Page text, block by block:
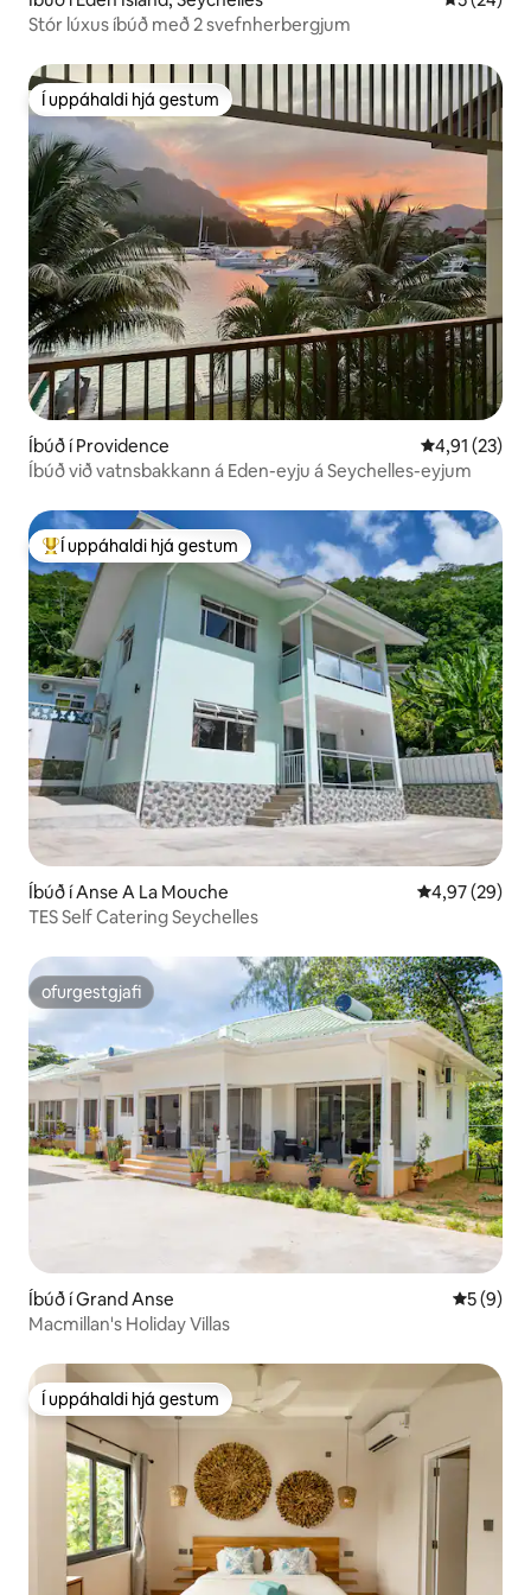
Stór lúxus íbúð með 2 svefnherbergjum
Í uppáhaldi hjá gestum
Í uppáhaldi hjá gestum
Íbúð í Providence 4,91 af 5 í
4,91 (23)
Íbúð við vatnsbakkann á Eden-eyju á Seychelles-eyjum
Í mestu uppáhaldi hjá gestum
Í uppáhaldi hjá gestum
Íbúð í Anse A La Mouche 4,97 af 5 í
4,97 (29)
TES Self Catering Seychelles
ofurgestgjafi
ofurgestgjafi
Íbúð í Grand Anse 5 af 5 í
5 (9)
Macmillan's Holiday Villas
Í uppáhaldi hjá gestum
Í uppáhaldi hjá gestum